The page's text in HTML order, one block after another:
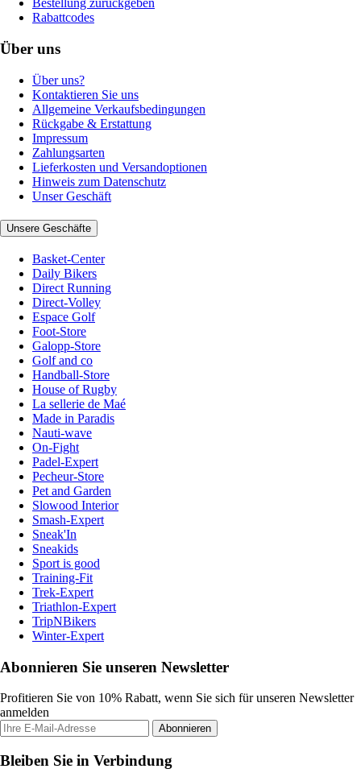
Bestellung zurückgeben
Rabattcodes
Über uns
Über uns?
Kontaktieren Sie uns
Allgemeine Verkaufsbedingungen
Rückgabe & Erstattung
Impressum
Zahlungsarten
Lieferkosten und Versandoptionen
Hinweis zum Datenschutz
Unser Geschäft
Unsere Geschäfte
Basket-Center
Daily Bikers
Direct Running
Direct-Volley
Espace Golf
Foot-Store
Galopp-Store
Golf and co
Handball-Store
House of Rugby
La sellerie de Maé
Made in Paradis
Nauti-wave
On-Fight
Padel-Expert
Pecheur-Store
Pet and Garden
Slowood Interior
Smash-Expert
Sneak'In
Sneakids
Sport is good
Training-Fit
Trek-Expert
Triathlon-Expert
TripNBikers
Winter-Expert
Abonnieren Sie unseren Newsletter
Profitieren Sie von 10% Rabatt, wenn Sie sich für unseren Newsletter
anmelden
Abonnieren
Bleiben Sie in Verbindung